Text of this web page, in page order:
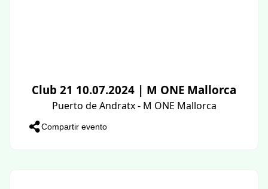
Club 21 10.07.2024 | M ONE Mallorca
Puerto de Andratx - M ONE Mallorca
Compartir evento